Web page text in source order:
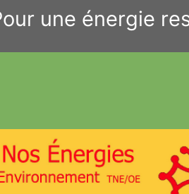
une énergie